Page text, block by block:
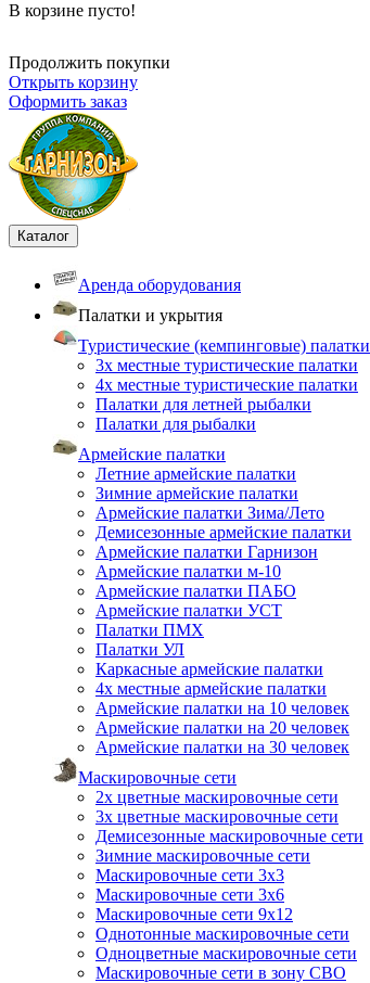
В корзине пусто!
Продолжить покупки
Открыть корзину
Оформить заказ
Каталог
Аренда оборудования
Палатки и укрытия
Туристические (кемпинговые) палатки
3х местные туристические палатки
4х местные туристические палатки
Палатки для летней рыбалки
Палатки для рыбалки
Армейские палатки
Летние армейские палатки
Зимние армейские палатки
Армейские палатки Зима/Лето
Демисезонные армейские палатки
Армейские палатки Гарнизон
Армейские палатки м-10
Армейские палатки ПАБО
Армейские палатки УСТ
Палатки ПМХ
Палатки УЛ
Каркасные армейские палатки
4х местные армейские палатки
Армейские палатки на 10 человек
Армейские палатки на 20 человек
Армейские палатки на 30 человек
Маскировочные сети
2х цветные маскировочные сети
3х цветные маскировочные сети
Демисезонные маскировочные сети
Зимние маскировочные сети
Маскировочные сети 3х3
Маскировочные сети 3х6
Маскировочные сети 9х12
Однотонные маскировочные сети
Одноцветные маскировочные сети
Маскировочные сети в зону СВО